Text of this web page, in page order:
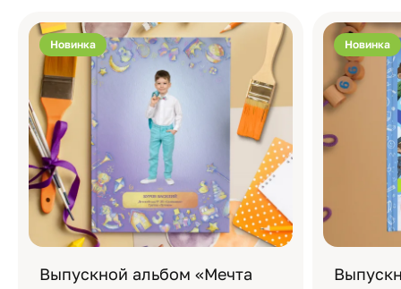
Новинка
Выпускной альбом «Мечта
Новинка